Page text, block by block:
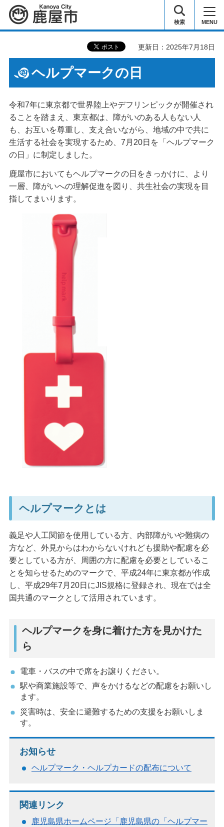
鹿屋市 検索 MENU
更新日：2025年7月18日
ヘルプマークの日
令和7年に東京都で世界陸上やデフリンピックが開催され
ることを踏まえ、東京都は、障がいのある人もない人
も、お互いを尊重し、支え合いながら、地域の中で共に
生活する社会を実現するため、7月20日を「ヘルプマーク
の日」に制定しました。
鹿屋市においてもヘルプマークの日をきっかけに、より
一層、障がいへの理解促進を図り、共生社会の実現を目
指してまいります。
ヘルプマークとは
義足や人工関節を使用している方、内部障がいや難病の
方など、外見からはわからないけれども援助や配慮を必
要としている方が、周囲の方に配慮を必要としているこ
とを知らせるためのマークで、平成24年に東京都が作成
し、平成29年7月20日にJIS規格に登録され、現在では全
国共通のマークとして活用されています。
ヘルプマークを身に着けた方を見かけた
ら
電車・バスの中で席をお譲りください。
駅や商業施設等で、声をかけるなどの配慮をお願いし
ます。
災害時は、安全に避難するための支援をお願いしま
す。
お知らせ
ヘルプマーク・ヘルプカードの配布について
関連リンク
鹿児島県ホームページ「鹿児島県の「ヘルプマー